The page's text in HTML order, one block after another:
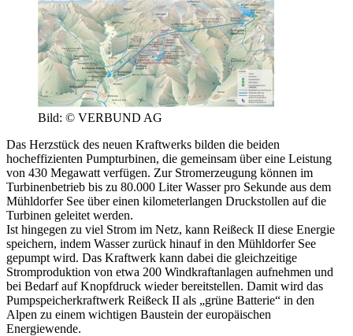
Bild: © VERBUND AG
Das Herzstück des neuen Kraftwerks bilden die beiden
hocheffizienten Pumpturbinen, die gemeinsam über eine Leistung
von 430 Megawatt verfügen. Zur Stromerzeugung können im
Turbinenbetrieb bis zu 80.000 Liter Wasser pro Sekunde aus dem
Mühldorfer See über einen kilometerlangen Druckstollen auf die
Turbinen geleitet werden.
Ist hingegen zu viel Strom im Netz, kann Reißeck II diese Energie
speichern, indem Wasser zurück hinauf in den Mühldorfer See
gepumpt wird. Das Kraftwerk kann dabei die gleichzeitige
Stromproduktion von etwa 200 Windkraftanlagen aufnehmen und
bei Bedarf auf Knopfdruck wieder bereitstellen. Damit wird das
Pumpspeicherkraftwerk Reißeck II als „grüne Batterie“ in den
Alpen zu einem wichtigen Baustein der europäischen
Energiewende.